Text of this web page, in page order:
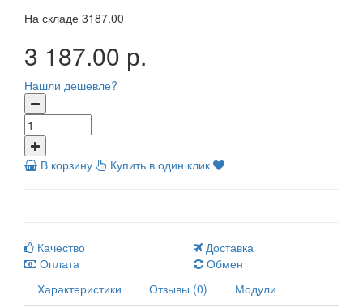
На складе 3187.00
3 187.00 р.
Нашли дешевле?
В корзину Купить в один клик
Качество
Доставка
Оплата
Обмен
Характеристики
Отзывы (0) Модули